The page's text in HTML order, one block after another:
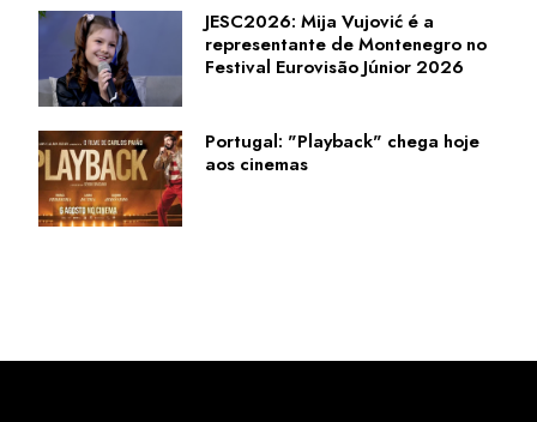
JESC2026: Mija Vujović é a
representante de Montenegro no
Festival Eurovisão Júnior 2026
Portugal: "Playback" chega hoje
aos cinemas